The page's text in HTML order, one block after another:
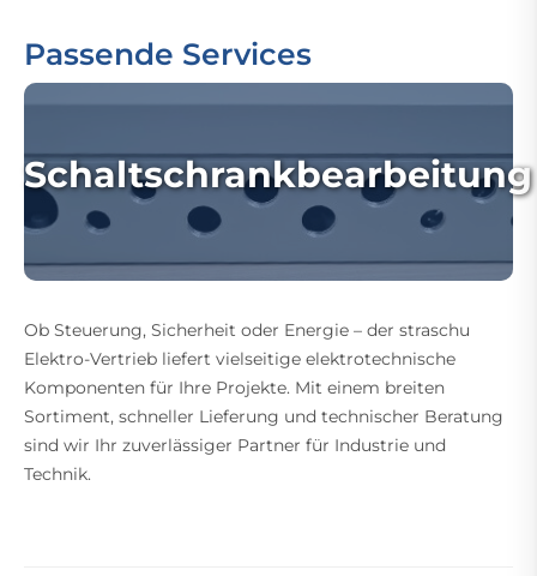
Passende Services
Schaltschrankbearbeitung
Ob Steuerung, Sicherheit oder Energie – der straschu
Elektro-Vertrieb liefert vielseitige elektrotechnische
Komponenten für Ihre Projekte. Mit einem breiten
Sortiment, schneller Lieferung und technischer Beratung
sind wir Ihr zuverlässiger Partner für Industrie und
Technik.